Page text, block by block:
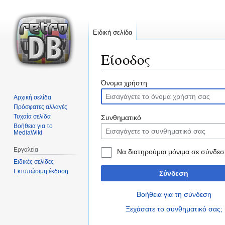
Είσοδος
Μετάβαση
στην
πλοήγηση
Πήδηση
στην
αναζήτηση
Όνομα χρήστη
Συνθηματικό
Να διατηρούμαι μόνιμα σε
Σύνδεση
Βοήθεια για τη σύνδεση
Ξεχάσατε το συνθηματικό σας;
Ειδική σελίδα
Αρχική σελίδα
Πρόσφατες αλλαγές
Τυχαία σελίδα
Βοήθεια για το
MediaWiki
Εργαλεία
Ειδικές σελίδες
Εκτυπώσιμη έκδοση